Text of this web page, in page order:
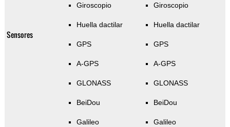
Sensores
Giroscopio
Huella dactilar
GPS
A-GPS
GLONASS
BeiDou
Galileo
Giroscopio
Huella dactilar
GPS
A-GPS
GLONASS
BeiDou
Galileo